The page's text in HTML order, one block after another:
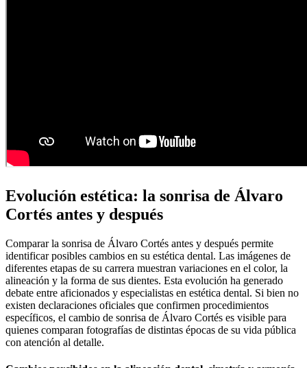
Evolución estética: la sonrisa de Álvaro
Cortés antes y después
Comparar la sonrisa de Álvaro Cortés antes y después permite
identificar posibles cambios en su estética dental. Las imágenes de
diferentes etapas de su carrera muestran variaciones en el color, la
alineación y la forma de sus dientes. Esta evolución ha generado
debate entre aficionados y especialistas en estética dental. Si bien no
existen declaraciones oficiales que confirmen procedimientos
específicos, el cambio de sonrisa de Álvaro Cortés es visible para
quienes comparan fotografías de distintas épocas de su vida pública
con atención al detalle.